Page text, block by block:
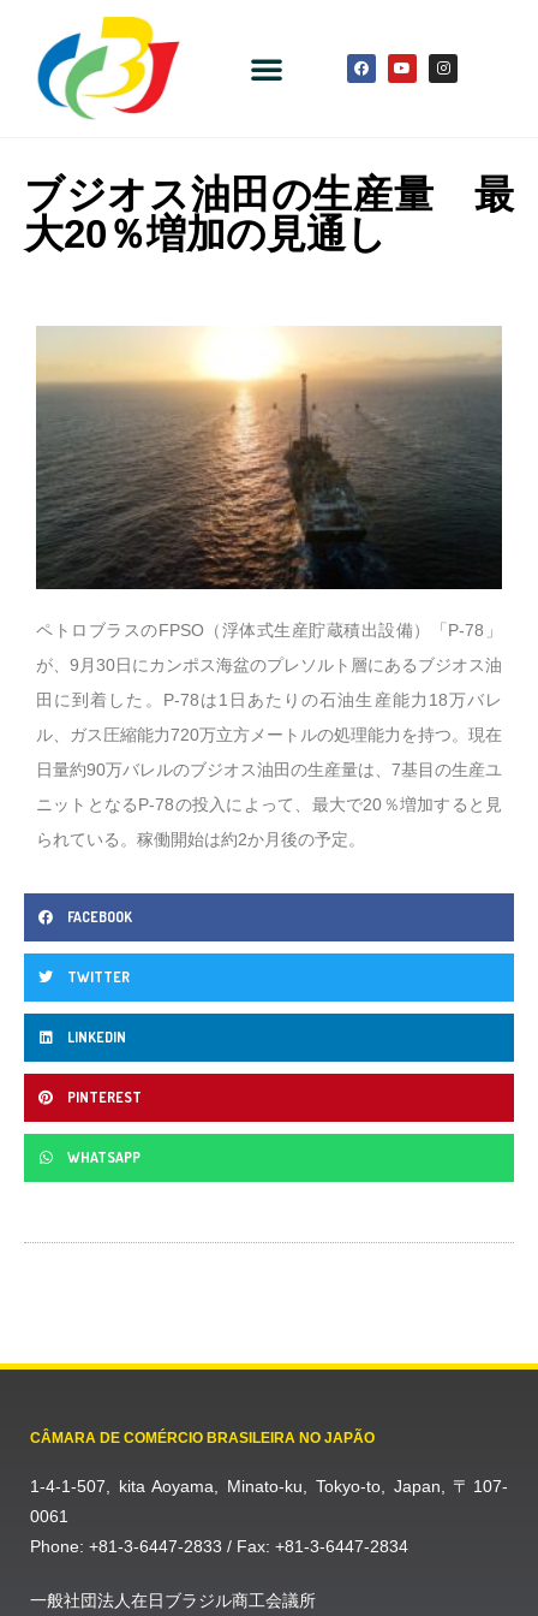
ブジオス油田の生産量 最
大20％増加の見通し
ペトロブラスのFPSO（浮体式生産貯蔵積出設備）「P-78」
が、9月30日にカンポス海盆のプレソルト層にあるブジオス油
田に到着した。P-78は1日あたりの石油生産能力18万バレ
ル、ガス圧縮能力720万立方メートルの処理能力を持つ。現在
日量約90万バレルのブジオス油田の生産量は、7基目の生産ユ
ニットとなるP-78の投入によって、最大で20％増加すると見
られている。稼働開始は約2か月後の予定。
FACEBOOK
TWITTER
LINKEDIN
PINTEREST
WHATSAPP
CÂMARA DE COMÉRCIO BRASILEIRA NO JAPÃO
1-4-1-507, kita Aoyama, Minato-ku, Tokyo-to, Japan, 〒107-
0061
Phone: +81-3-6447-2833 / Fax: +81-3-6447-2834
一般社団法人在日ブラジル商工会議所